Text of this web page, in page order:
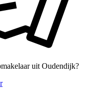
uit Oudendijk?